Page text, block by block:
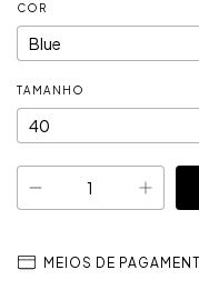
COR
TAMANHO
MEIOS DE